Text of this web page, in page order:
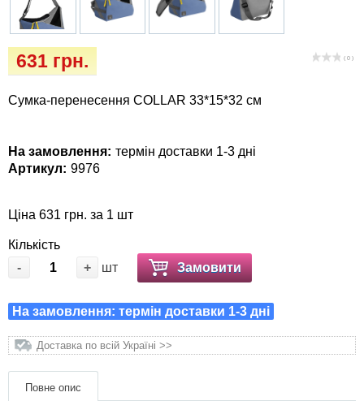
( 0 )
631 грн.
Сумка-перенесення COLLAR 33*15*32 см
На замовлення: термін доставки 1-3 дні
Артикул: 9976
Ціна 631 грн. за 1 шт
Кількість
-
+ шт Замовити
На замовлення: термін доставки 1-3 дні
Доставка по всій Україні >>
Повне опис
Vet Diet Canine Wet - ветеринарные диеты
для собак
коврики
Миски, автогодівниці, поїлки
Післяопераційні засоби та витратні
Товари для голубів